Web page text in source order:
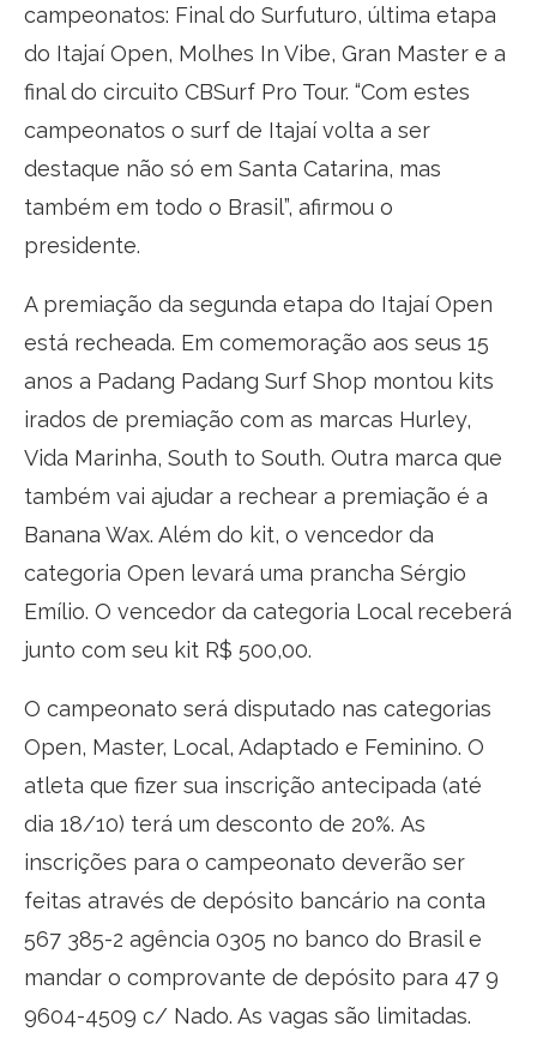
campeonatos: Final do Surfuturo, última etapa
do Itajaí Open, Molhes In Vibe, Gran Master e a
final do circuito CBSurf Pro Tour. “Com estes
campeonatos o surf de Itajaí volta a ser
destaque não só em Santa Catarina, mas
também em todo o Brasil”, afirmou o
presidente.
A premiação da segunda etapa do Itajaí Open
está recheada. Em comemoração aos seus 15
anos a Padang Padang Surf Shop montou kits
irados de premiação com as marcas Hurley,
Vida Marinha, South to South. Outra marca que
também vai ajudar a rechear a premiação é a
Banana Wax. Além do kit, o vencedor da
categoria Open levará uma prancha Sérgio
Emílio. O vencedor da categoria Local receberá
junto com seu kit R$ 500,00.
O campeonato será disputado nas categorias
Open, Master, Local, Adaptado e Feminino. O
atleta que fizer sua inscrição antecipada (até
dia 18/10) terá um desconto de 20%. As
inscrições para o campeonato deverão ser
feitas através de depósito bancário na conta
567 385-2 agência 0305 no banco do Brasil e
mandar o comprovante de depósito para 47 9
9604-4509 c/ Nado. As vagas são limitadas.